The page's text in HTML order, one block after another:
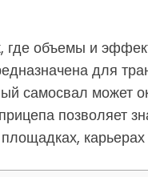
где объемы и
для
самосвал может
позволяет